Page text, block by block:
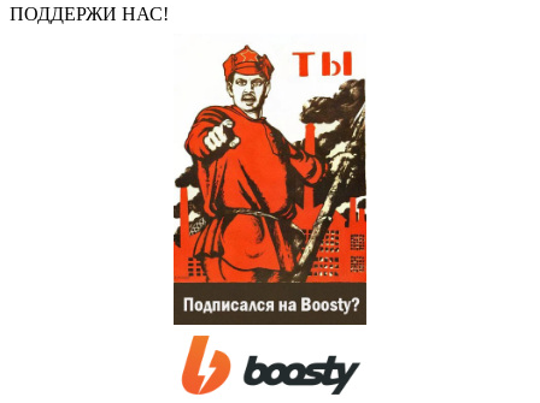
ПОДДЕРЖИ НАС!